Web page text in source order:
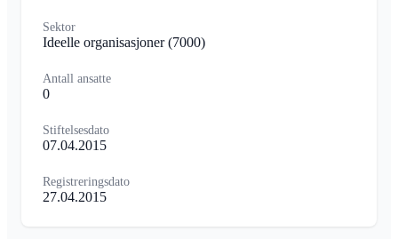
Sektor
Ideelle organisasjoner(7000)
Antall ansatte
0
Stiftelsesdato
07.04.2015
Registreringsdato
27.04.2015